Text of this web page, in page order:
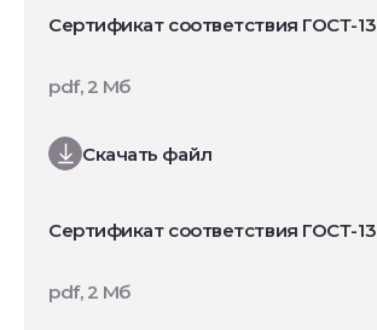
Сертификат соответствия ГОСТ-
Скачать файл
pdf, 2 Мб
Сертификат соответствия ГОСТ-
pdf, 2 Мб